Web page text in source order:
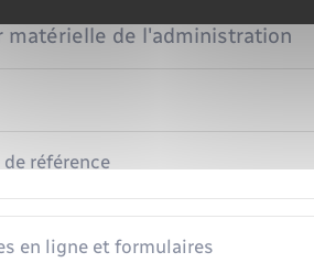
matérielle de l'administration
référence
en ligne et formulaires